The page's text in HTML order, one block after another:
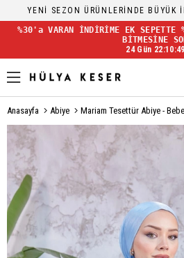
YENİ SEZON ÜRÜNLERİNDE BÜYÜK
%30'a VARAN İNDİRİME EK SEPETTE
BİTMESİNE
24 Gün 22:10:48
Anasayfa Abiye Mariam Tesettür Abiye -